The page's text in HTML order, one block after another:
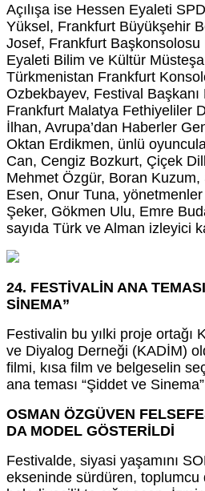
Açılışa ise Hessen Eyaleti
Yüksel, Frankfurt Büyükşehir
Josef, Frankfurt
Eyaleti Bilim ve Kültür
Türkmenistan Frankfurt
Ozbekbayev, Festival Başkanı
Frankfurt Malatya Fethiyeliler
İlhan, Avrupa’dan Haberler
Oktan Erdikmen, ünlü
Can, Cengiz Bozkurt, Çiçek
Mehmet Özgür, Boran
Esen, Onur Tuna,
Şeker, Gökmen Ulu, Emre
sayıda Türk ve Alman izleyici
24. FESTİVALİN ANA
SİNEMA”
Festivalin bu yılki proje ortağı
ve Diyalog Derneği (KADİM)
filmi, kısa film ve belgeselin
ana teması “Şiddet ve
OSMAN ÖZGÜVEN
DA MODEL GÖSTERİLDİ
Festivalde, siyasi yaşamını
ekseninde sürdüren, toplumcu